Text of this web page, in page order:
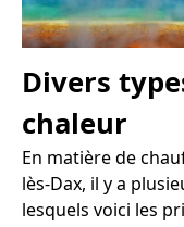
Divers
chaleur
En matière de
lès-Dax, il y a
lesquels voici les